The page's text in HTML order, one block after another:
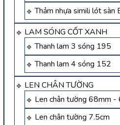
Thảm nhựa simili lót sàn
LAM SÓNG CỐT XANH
Thanh lam 3 sóng 195
Thanh lam 4 sóng 152
LEN CHÂN TƯỜNG
Len chân tường 68mm -
Len chân tường 7.5cm